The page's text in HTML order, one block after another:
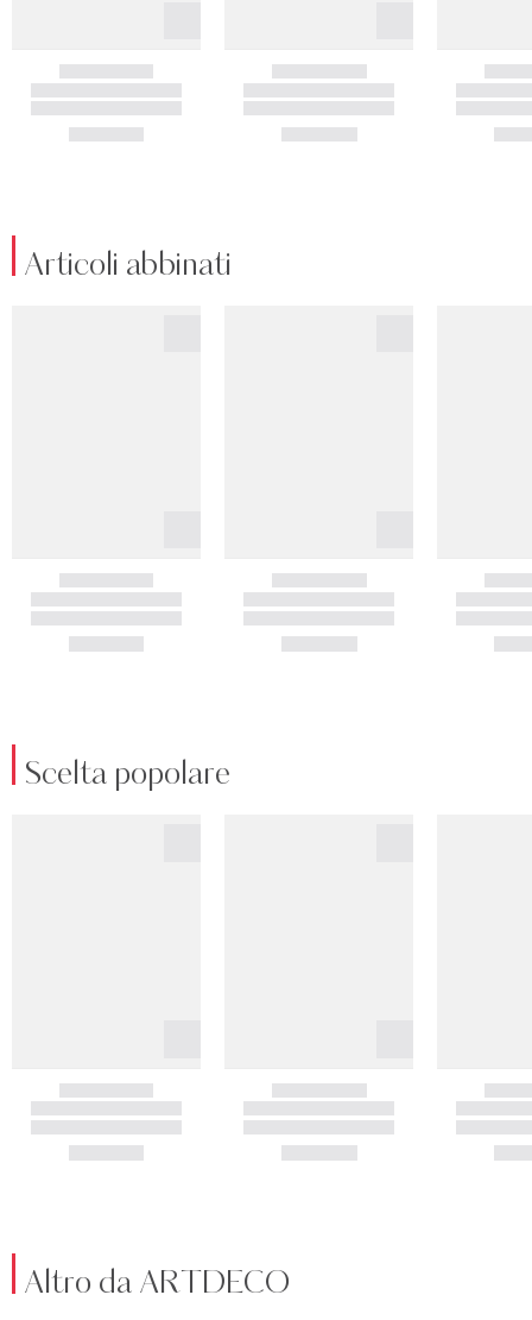
Articoli abbinati
Scelta popolare
Altro da ARTDECO